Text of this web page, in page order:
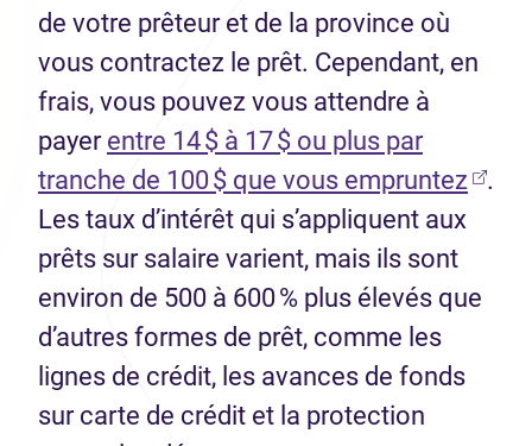
de votre prêteur et de la province où
vous contractez le prêt. Cependant, en
frais, vous pouvez vous attendre à
payer entre 14 $ à 17 $ ou plus par
tranche de 100 $ que vous empruntez
.
Les taux d’intérêt qui s’appliquent aux
prêts sur salaire varient, mais ils sont
environ de 500 à 600 % plus élevés que
d’autres formes de prêt, comme les
lignes de crédit, les avances de fonds
sur carte de crédit et la protection